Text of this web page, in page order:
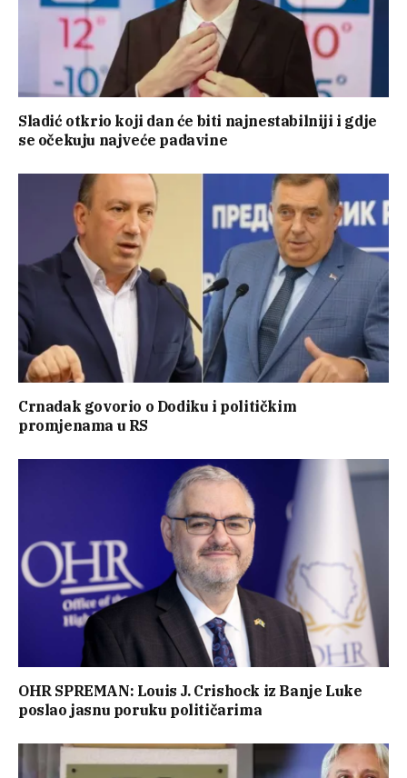
Sladić otkrio koji dan će biti najnestabilniji i gdje
se očekuju najveće padavine
Crnadak govorio o Dodiku i političkim
promjenama u RS
OHR SPREMAN: Louis J. Crishock iz Banje Luke
poslao jasnu poruku političarima